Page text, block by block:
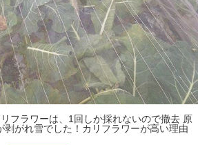
フラワーは、1回しか採れないので撤去 原
剥がれ雪でした！カリフラワーが高い理由